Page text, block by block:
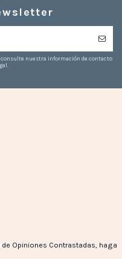
consulte nuestra información de contacto
Opiniones Contrastadas, haga